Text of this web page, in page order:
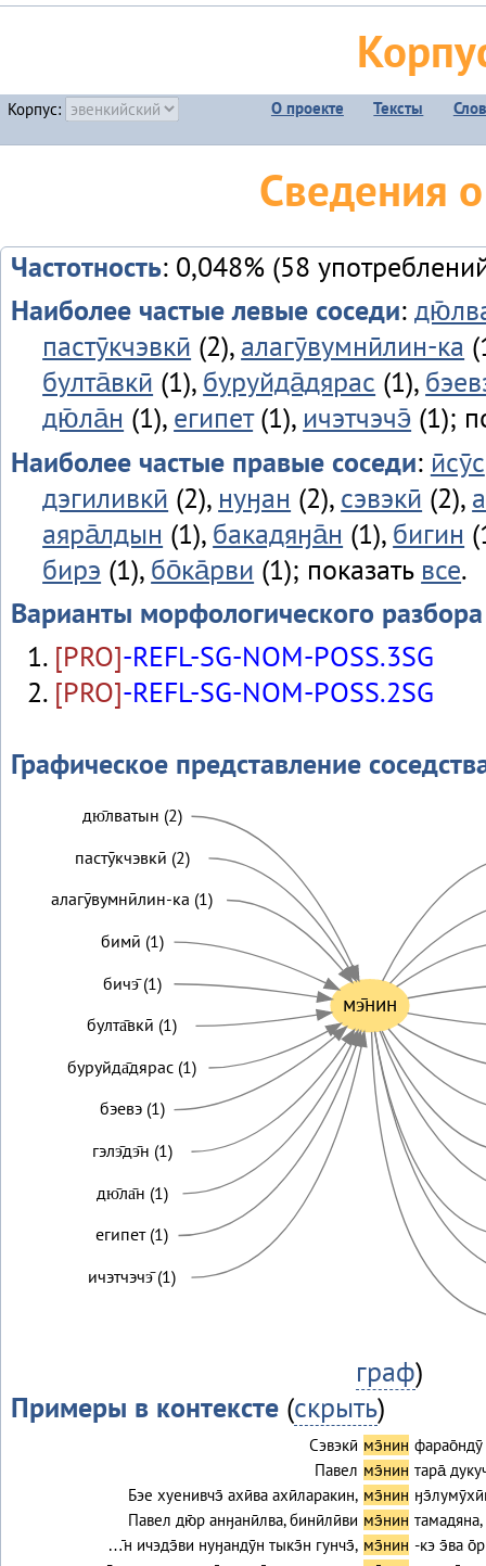
Корпус: О проекте Тексты
Сведения
Частотность: 0,048% (58
Наиболее частые левые соседи:
пастӯкчэвкӣ (2), алагӯвумнӣлин-ка
булта̄вкӣ (1), буруйда̄дярас (1),
дю̄ла̄н (1), египет(1), ичэтчэчэ̄ (1);
Наиболее частые правые соседи: ӣсӯс
дэгиливкӣ (2), нуӈан (2), сэвэкӣ (2),
аяра̄лдын (1), бакадяӈа̄н (1), бигин
бирэ (1), бо̄ка̄рви (1); показать все.
Варианты морфологического разбора
[PRO]-REFL-SG-NOM-POSS.3SG
[PRO]-REFL-SG-NOM-POSS.2SG
Графическое представление
мэ̄нин
дю̄лватын (2)
пастӯкчэвкӣ (2)
алагӯвумнӣлин-ка (1)
бимӣ (1)
бичэ̄ (1)
булта̄вкӣ (1)
буруйда̄дярас (1)
бэевэ (1)
гэлэ̄дэ̄н (1)
дю̄ла̄н (1)
египет (1)
ичэтчэчэ̄ (1)
граф)
Примеры в контексте(скрыть)
Сэвэкӣ мэ̄нин
Павел мэ̄нин тара̄
Бэе хуенивчэ̄ ахӣва ахӣларакин, мэ̄нин
Павел дю̄р анӈанӣлва, бинӣлӣви мэ̄нин
…̄н ичэдэ̄ви нуӈандӯн тыкэ̄н гунчэ̄, мэ̄нин -кэ э̄ва